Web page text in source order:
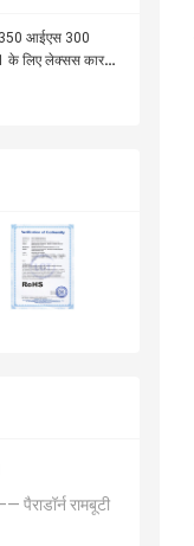
आईएस 300
लिए लेक्सस कारप्ले
पैराडॉर्न रामबूटी